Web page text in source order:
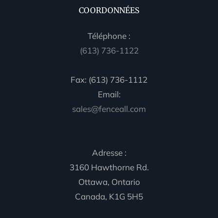
COORDONNÉES
Téléphone :
(613) 736-1122
Fax: (613) 736-1112
Email:
sales@fenceall.com
Adresse :
3160 Hawthorne Rd.
Ottawa, Ontario
Canada, K1G 5H5